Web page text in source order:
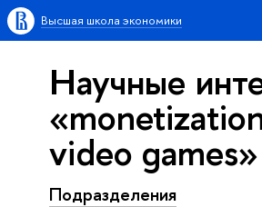
Высшая школа экономики
Научные
video games»
Подразделения